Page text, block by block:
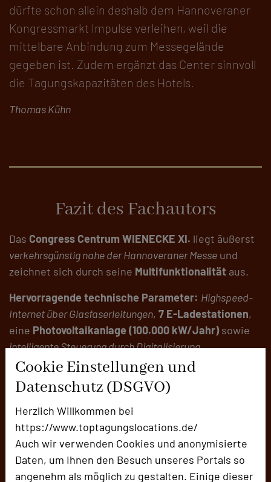
Cookie Einstellungen und
Datenschutz (DSGVO)
Herzlich Willkommen bei
https://www.toptagungslocations.de/
Auch wir verwenden Cookies und anonymisierte
Daten, um Ihnen den Besuch unseres Portals so
angenehm als möglich zu gestalten. Einige dieser
dürfte schon allein deshalb dem Hannoveraner
Kongressmarkt Impulse verleihen, weil die
mittelbare Anbindung zum Messegelände
gegeben ist. Zudem ergänzt das Center sinnvoll
die Tagungskapazitäten des Hotels.
Thomas Kühn
Fazit des Fachautors
Das Congress Centrum WIENECKE XI. liegt äußerst
verkehrsgünstig nahe der Hannoveraner Messe und
zeichnet sich durch seine Multifunktionalität aus.
Hervorragende technische Parameter: Highspeed-
Internet über Glasfaserleitungen, 7 E-Ladestationen,
eine Photovoltaikanlage (100.000 kW/Jahr)sowie
intelligente Steuerung durch Digitalisierung.
Die Location präsentiert sichbesonders nachhaltig
und klimaneutral
8 Smarts EQ fortwo stehen zum Ausleihen bereit.